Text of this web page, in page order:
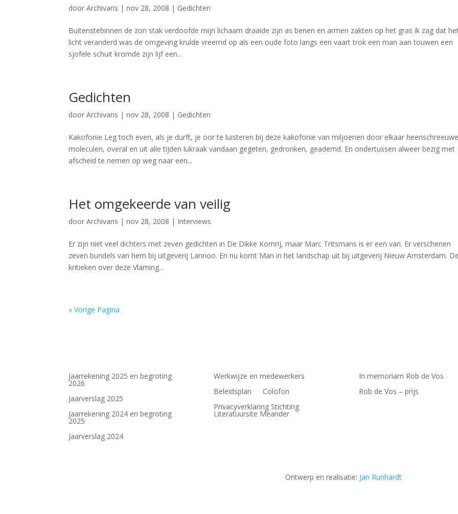
doorArchivaris |nov 28, 2008 | Gedichten
Buitenstebinnen de zon stak verdoofde mijn lichaam draaide zijn as benen en armen zakten op het gras ik zag dat
licht veranderd was de omgeving krulde vreemd op als een oude foto langs een vaart trok een man aan touwen een
sjofele schuit kromde zijn lijf een...
Gedichten
doorArchivaris |nov 28, 2008 | Gedichten
Kakofonie Leg toch even, als je durft, je oor te luisteren bij deze kakofonie van miljoenen door elkaar
moleculen, overal en uit alle tijden lukraak vandaan gegeten, gedronken, geademd. En ondertussen alweer bezig met
afscheid te nemen op weg naar een...
Het omgekeerde van veilig
doorArchivaris |nov 28, 2008 | Interviews
Er zijn niet veel dichters met zeven gedichten in De Dikke Komrij, maar Marc Tritsmans is er een van. Er verschenen
zeven bundels van hem bij uitgeverij Lannoo. En nu komt Man in het landschap uit bij uitgeverij Nieuw Amsterdam. De
kritieken over deze Vlaming...
« Vorige Pagina
Jaarrekening 2025 en begroting
2026
Jaarverslag 2025
Jaarrekening 2024 en begroting
2025
Jaarverslag 2024
Werkwijze en medewerkers
Beleidsplan
Colofon
Privacyverklaring Stichting
Literatuursite Meander
In memoriam Rob de Vos
Rob de Vos – prijs
Ontwerp en realisatie: Jan Runhardt